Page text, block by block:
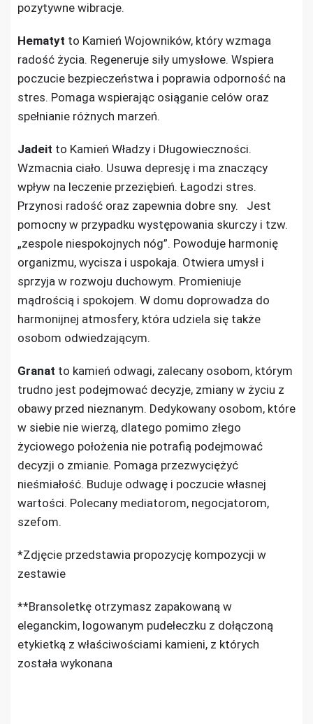
pozytywne wibracje.
Hematyt to Kamień Wojowników, który wzmaga
radość życia. Regeneruje siły umysłowe. Wspiera
poczucie bezpieczeństwa i poprawia odporność na
stres. Pomaga wspierając osiąganie celów oraz
spełnianie różnych marzeń.
Jadeit to Kamień Władzy i Długowieczności.
Wzmacnia ciało. Usuwa depresję i ma znaczący
wpływ na leczenie przeziębień. Łagodzi stres.
Przynosi radość oraz zapewnia dobre sny. Jest
pomocny w przypadku występowania skurczy i tzw.
„zespole niespokojnych nóg”. Powoduje harmonię
organizmu, wycisza i uspokaja. Otwiera umysł i
sprzyja w rozwoju duchowym. Promieniuje
mądrością i spokojem. W domu doprowadza do
harmonijnej atmosfery, która udziela się także
osobom odwiedzającym.
Granat to kamień odwagi, zalecany osobom, którym
trudno jest podejmować decyzje, zmiany w życiu z
obawy przed nieznanym. Dedykowany osobom, które
w siebie nie wierzą, dlatego pomimo złego
życiowego położenia nie potrafią podejmować
decyzji o zmianie. Pomaga przezwyciężyć
nieśmiałość. Buduje odwagę i poczucie własnej
wartości. Polecany mediatorom, negocjatorom,
szefom.
*Zdjęcie przedstawia propozycję kompozycji w
zestawie
**Bransoletkę otrzymasz zapakowaną w
eleganckim, logowanym pudełeczku z dołączoną
etykietką z właściwościami kamieni, z których
została wykonana